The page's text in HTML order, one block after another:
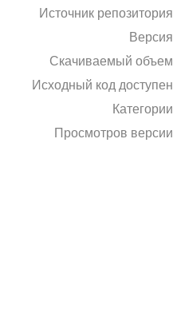
Источник репозитория
Версия
Скачиваемый объем
Исходный код доступен
Категории
Просмотров версии